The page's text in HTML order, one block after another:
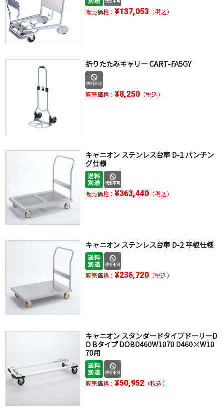
販売価格： ¥137,053（税込）
折りたたみキャリー CART-FA5GY
販売価格： ¥8,250（税込）
キャニオン ステンレス台車 D-1 パンチン
グ仕様
販売価格： ¥363,440（税込）
キャニオン ステンレス台車 D-2 平板仕様
販売価格： ¥236,720（税込）
キャニオン スタンダードタイプドーリーD
O Bタイプ DOBD460W1070 D460×W10
70用
販売価格： ¥50,952（税込）